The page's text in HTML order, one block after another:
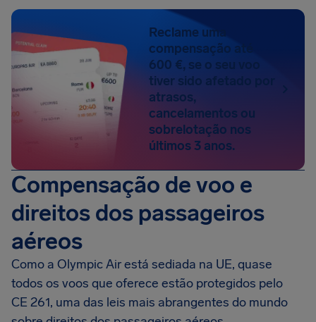
Reclame uma
compensação até
600 €, se o seu voo
tiver sido afetado por
atrasos,
cancelamentos ou
sobrelotação nos
últimos 3 anos.
Compensação de voo e
direitos dos passageiros
aéreos
Como a Olympic Air está sediada na UE, quase
todos os voos que oferece estão protegidos pelo
CE 261, uma das leis mais abrangentes do mundo